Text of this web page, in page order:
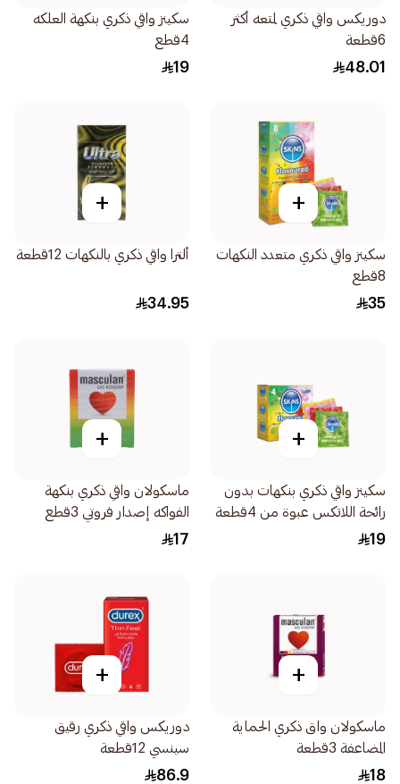
دوريكس واقي ذكري لمتعه أكثر
6قطعة
48.01
سكينز واقي ذكري بنكهة العلكه
4قطع
19
+
سكينز واقي ذكري متعدد النكهات
8قطع
35
+
ألترا واقي ذكري بالنكهات 12قطعة
34.95
+
سكينز واقي ذكري بنكهات بدون
رائحة اللاتكس عبوة من 4قطعة
19
+
ماسكولان واقي ذكري بنكهة
الفواكه إصدار فروتي 3قطع
17
+
ماسكولان واق ذكري الحماية
المضاعفة 3قطعة
18
+
دوريكس واقي ذكري رقيق
سينسي 12قطعة
86.9